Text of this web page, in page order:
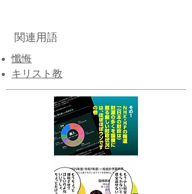
関連用語
懺悔
キリスト教